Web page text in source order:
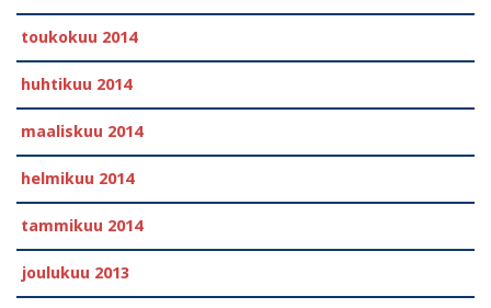
toukokuu 2014
huhtikuu 2014
maaliskuu 2014
helmikuu 2014
tammikuu 2014
joulukuu 2013